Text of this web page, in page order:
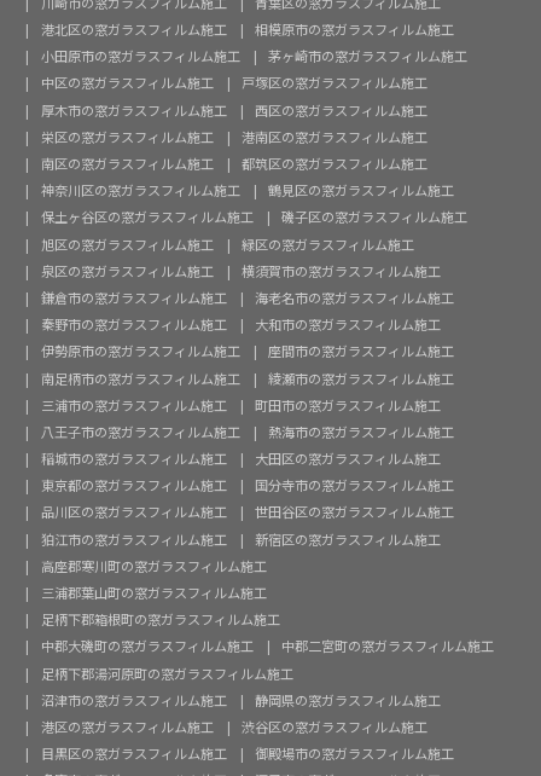
港北区の窓ガラスフィルム施工
相模原市の窓ガラスフィルム施工
小田原市の窓ガラスフィルム施工
茅ヶ崎市の窓ガラスフィルム施工
中区の窓ガラスフィルム施工
戸塚区の窓ガラスフィルム施工
厚木市の窓ガラスフィルム施工
西区の窓ガラスフィルム施工
栄区の窓ガラスフィルム施工
港南区の窓ガラスフィルム施工
南区の窓ガラスフィルム施工
都筑区の窓ガラスフィルム施工
神奈川区の窓ガラスフィルム施工
鶴見区の窓ガラスフィルム施工
保土ヶ谷区の窓ガラスフィルム施工
磯子区の窓ガラスフィルム施工
旭区の窓ガラスフィルム施工
緑区の窓ガラスフィルム施工
泉区の窓ガラスフィルム施工
横須賀市の窓ガラスフィルム施工
鎌倉市の窓ガラスフィルム施工
海老名市の窓ガラスフィルム施工
秦野市の窓ガラスフィルム施工
大和市の窓ガラスフィルム施工
伊勢原市の窓ガラスフィルム施工
座間市の窓ガラスフィルム施工
南足柄市の窓ガラスフィルム施工
綾瀬市の窓ガラスフィルム施工
三浦市の窓ガラスフィルム施工
町田市の窓ガラスフィルム施工
八王子市の窓ガラスフィルム施工
熱海市の窓ガラスフィルム施工
稲城市の窓ガラスフィルム施工
大田区の窓ガラスフィルム施工
東京都の窓ガラスフィルム施工
国分寺市の窓ガラスフィルム施工
品川区の窓ガラスフィルム施工
世田谷区の窓ガラスフィルム施工
狛江市の窓ガラスフィルム施工
新宿区の窓ガラスフィルム施工
高座郡寒川町の窓ガラスフィルム施工
三浦郡葉山町の窓ガラスフィルム施工
足柄下郡箱根町の窓ガラスフィルム施工
中郡大磯町の窓ガラスフィルム施工
中郡二宮町の窓ガラスフィルム施工
足柄下郡湯河原町の窓ガラスフィルム施工
沼津市の窓ガラスフィルム施工
静岡県の窓ガラスフィルム施工
港区の窓ガラスフィルム施工
渋谷区の窓ガラスフィルム施工
目黒区の窓ガラスフィルム施工
御殿場市の窓ガラスフィルム施工